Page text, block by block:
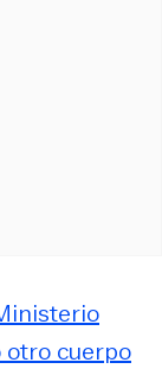
otro cuerpo